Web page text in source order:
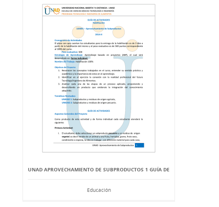
UNAD APROVECHAMIENTO DE SUBPRODUCTOS 1 GUÍA DE
Educación